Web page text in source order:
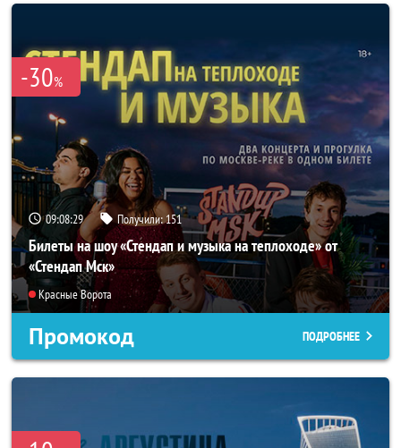
-30%
09:08:25 Получили:151
Билеты на шоу «Стендап и музыка на теплоходе» от
«Стендап Мск»
Красные Ворота
Промокод ПОДРОБНЕЕ